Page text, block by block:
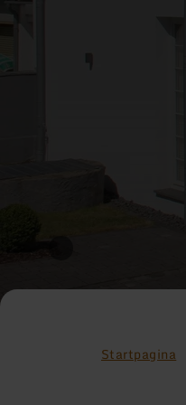
Startpagina